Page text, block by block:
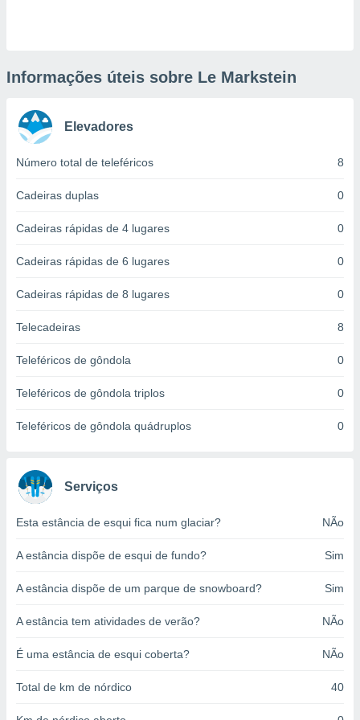
únicos
e
este sitio
de
seus
tal,
na
de
ou aceder
Informações úteis sobre Le Markstein
Elevadores
Número total de teleféricos 8
Cadeiras duplas 0
Cadeiras rápidas de 4 lugares 0
Cadeiras rápidas de 6 lugares 0
Cadeiras rápidas de 8 lugares 0
Telecadeiras 8
Teleféricos de gôndola 0
Teleféricos de gôndola triplos 0
Teleféricos de gôndola quádruplos 0
Serviços
Esta estância de esqui fica num glaciar? NÃo
A estância dispõe de esqui de fundo? Sim
A estância dispõe de um parque de snowboard? Sim
A estância tem atividades de verão? NÃo
É uma estância de esqui coberta? NÃo
Total de km de nórdico 40